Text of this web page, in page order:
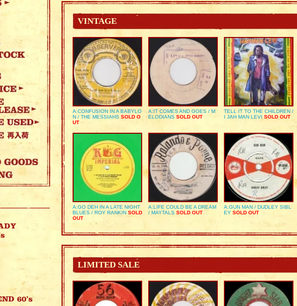
VINTAGE
A:CONFUSION IN A BABYLO
N / THE MESSIAHS SOLD O
UT
A:IT COMES AND GOES / M
ELODIANS SOLD OUT
TELL IT TO THE CHILDREN /
I JAH MAN LEVI SOLD OUT
A:GO DEH IN A LATE NIGHT
BLUES / ROY RANKIN SOLD
OUT
A:LIFE COULD BE A DREAM
/ MAYTALS SOLD OUT
A:GUN MAN / DUDLEY SIBL
EY SOLD OUT
LIMITED SALE